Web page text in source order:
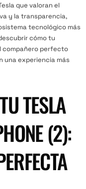
que valoran el
y la transparencia,
tecnológico más
cómo tu
compañero perfecto
una experiencia más
TESLA
(2):